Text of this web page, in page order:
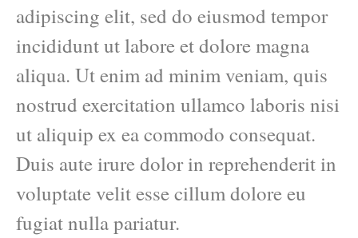
adipiscing elit, sed do eiusmod tempor
incididunt ut labore et dolore magna
aliqua. Ut enim ad minim veniam, quis
nostrud exercitation ullamco laboris nisi
ut aliquip ex ea commodo consequat.
Duis aute irure dolor in reprehenderit in
voluptate velit esse cillum dolore eu
fugiat nulla pariatur.